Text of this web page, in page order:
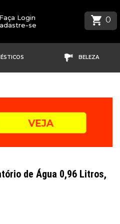
Login
se
0
BELEZA
de Água 0,96 Litros,